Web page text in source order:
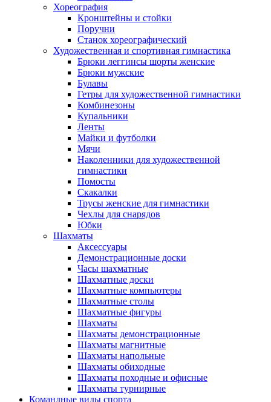
Хореография
Кронштейны и стойки
Поручни
Станок хореографический
Художественная и спортивная гимнастика
Брюки леггинсы шорты женские
Брюки мужские
Булавы
Гетры для художественной гимнастики
Комбинезоны
Купальники
Ленты
Майки и футболки
Мячи
Наколенники для художественной
гимнастики
Помосты
Скакалки
Трусы женские для гимнастики
Чехлы для снарядов
Юбки
Шахматы
Аксессуары
Демонстрационные доски
Часы шахматные
Шахматные доски
Шахматные компьютеры
Шахматные столы
Шахматные фигуры
Шахматы
Шахматы демонстрационные
Шахматы магнитные
Шахматы напольные
Шахматы обиходные
Шахматы походные и офисные
Шахматы турнирные
Командные виды спорта